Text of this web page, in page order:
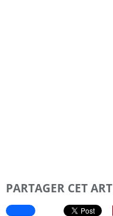
PARTAGER CET